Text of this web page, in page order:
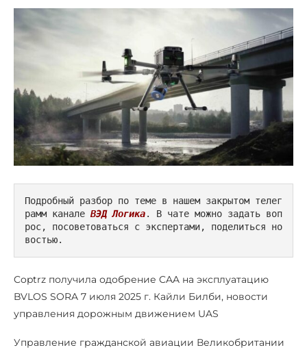
Подробный разбор по теме в нашем закрытом телег
рамм канале ВЭД Логика. В чате можно задать воп
рос, посоветоваться с экспертами, поделиться но
востью.
Coptrz получила одобрение CAA на эксплуатацию
BVLOS SORA 7 июля 2025 г. Кайли Билби, новости
управления дорожным движением UAS
Управление гражданской авиации Великобритании